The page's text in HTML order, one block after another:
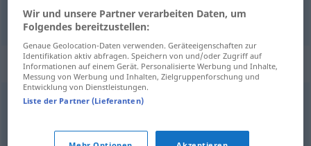
zigzaguer torkeln
Synonyme für "torkeln"
Wir und unsere Partner verarbeiten Daten, um
Folgendes bereitzustellen:
Genaue Geolocation-Daten verwenden. Geräteeigenschaften zur
Identifikation aktiv abfragen. Speichern von und/oder Zugriff auf
Informationen auf einem Gerät. Personalisierte Werbung und Inhalte,
Messung von Werbung und Inhalten, Zielgruppenforschung und
Entwicklung von Dienstleistungen.
Liste der Partner (Lieferanten)